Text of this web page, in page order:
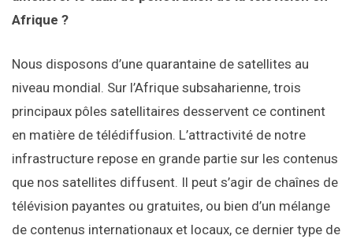
Afrique ?
Nous disposons d’une quarantaine de satellites au
niveau mondial. Sur l’Afrique subsaharienne, trois
principaux pôles satellitaires desservent ce continent
en matière de télédiffusion. L’attractivité de notre
infrastructure repose en grande partie sur les contenus
que nos satellites diffusent. Il peut s’agir de chaînes de
télévision payantes ou gratuites, ou bien d’un mélange
de contenus internationaux et locaux, ce dernier type de